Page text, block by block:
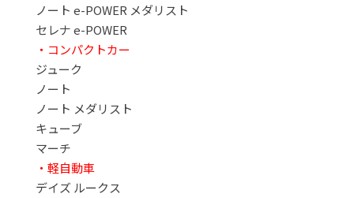
ノート e-POWER メダリスト
セレナ e-POWER
・コンパクトカー
ジューク
ノート
ノート メダリスト
キューブ
マーチ
・軽自動車
デイズ ルークス